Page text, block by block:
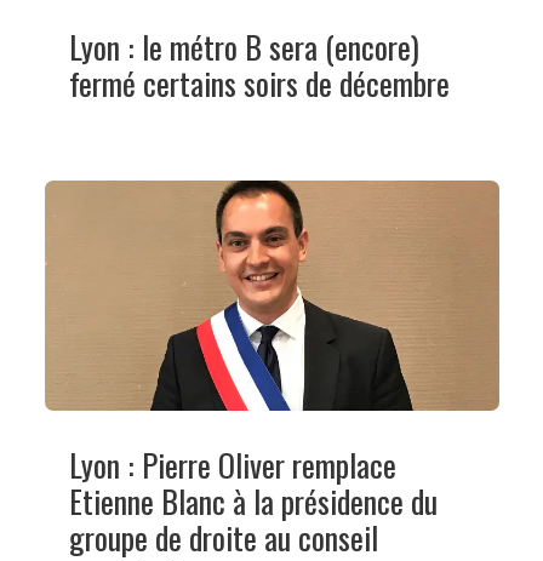
Lyon : le métro B sera (encore)
fermé certains soirs de décembre
Lyon : Pierre Oliver remplace
Etienne Blanc à la présidence du
groupe de droite au conseil